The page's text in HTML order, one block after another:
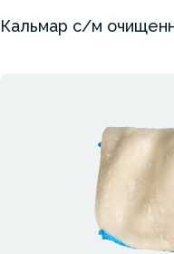
Кальмар с/м